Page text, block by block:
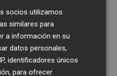
del próximo
"planes de
el alumnado que
dificultades en las
socios utilizamos
similares para
a información en su
datos personales,
identificadores únicos
para ofrecer